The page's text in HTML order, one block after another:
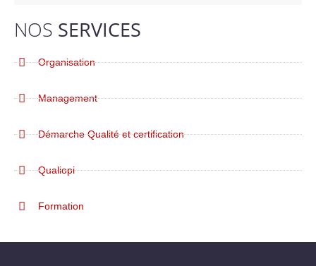
NOS SERVICES
Organisation
Management
Démarche Qualité et certification
Qualiopi
Formation